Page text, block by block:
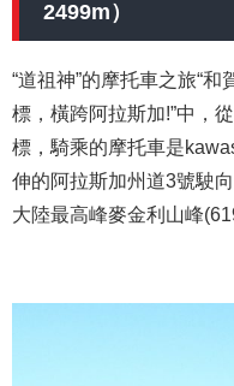
2499m）
“道祖神”的摩托車之旅“和
標，橫跨阿拉斯加!”中，
標，騎乘的摩托車是
伸的阿拉斯加州道3號駛
大陸最高峰麥金利山峰